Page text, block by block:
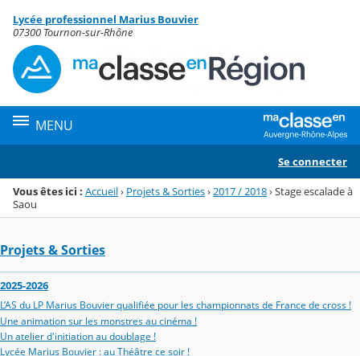
Menu de la rubrique
Contenu
Lycée professionnel Marius Bouvier
07300 Tournon-sur-Rhône
MENU
Se connecter
Vous êtes ici : Accueil› Projets & Sorties› 2017 / 2018›Stage escalade à
Saou
Projets & Sorties
2025-2026
L’AS du LP Marius Bouvier qualifiée pour les championnats de France de cross !
Une animation sur les monstres au cinéma !
Un atelier d'initiation au doublage !
Lycée Marius Bouvier : au Théâtre ce soir !